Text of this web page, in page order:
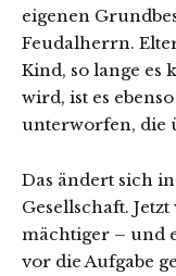
eigenen
Feudalherrn.
Kind, so lange es
wird, ist es
unterworfen, die
Das ändert sich
Gesellschaft.
mächtiger – und
vor die Aufgabe